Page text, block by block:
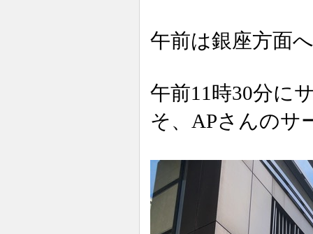
午前は銀座方面
午前11時30分に
そ、APさんのサ